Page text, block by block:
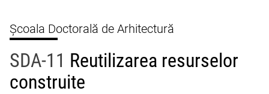
Școala Doctorală de Arhitectură
SDA-11 Reutilizarea resurselor
construite